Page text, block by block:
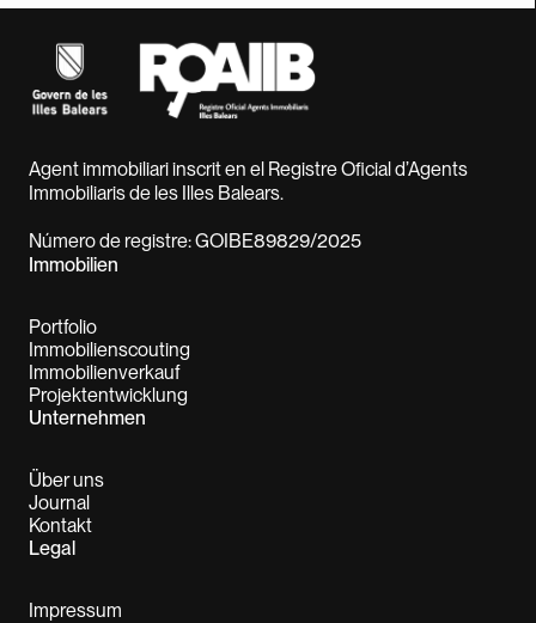
Agent immobiliari inscrit en el Registre Oficial d’Agents
Immobiliaris de les Illes Balears.
Número de registre: GOIBE89829/2025
Immobilien
Portfolio
Immobilienscouting
Immobilienverkauf
Projektentwicklung
Unternehmen
Über uns
Journal
Kontakt
Legal
Impressum